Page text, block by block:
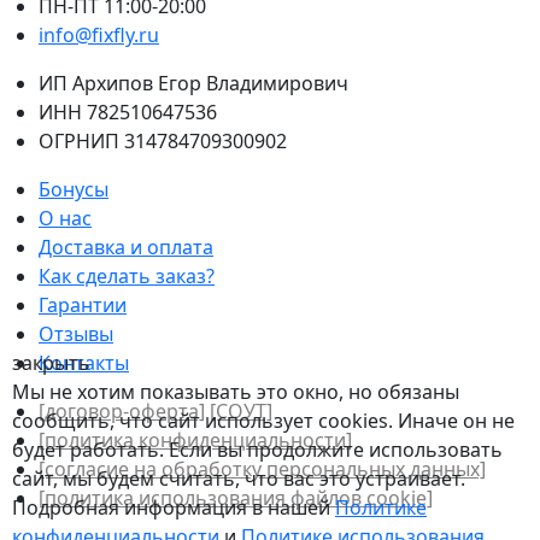
закрыть
Мы не хотим показывать это окно, но обязаны
сообщить, что сайт использует cookies. Иначе он не
будет работать. Если вы продолжите использовать
сайт, мы будем считать, что вас это устраивает.
Подробная информация в нашейПолитике
ПН-ПТ 11:00-20:00
info@fixfly.ru
ИП Архипов Егор Владимирович
ИНН 782510647536
ОГРНИП 314784709300902
Бонусы
О нас
Доставка и оплата
Как сделать заказ?
Гарантии
Отзывы
Контакты
[договор-оферта] [СОУТ]
[политикa конфиденциальности]
[согласие на обработку персональных данных]
[политика использования файлов сookie]